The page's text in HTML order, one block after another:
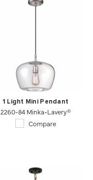
1 Light Mini Pendant
2260-84 Minka-Lavery®
Compare